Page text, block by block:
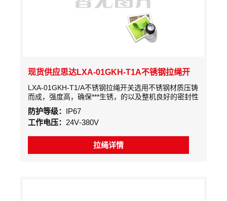
现货供应思达LXA-01GKH-T1A不锈钢拉绳开
关，12-380VAC
LXA-01GKH-T1/A不锈钢拉绳开关选用不锈钢材质压铸
而成，强度高，确保***生锈，的以及整机良好的密封性
能，可在浸水状态下正常工作。其内部接点选用公司生
产的微动开关，触点容量大，可直接控制大容量的交流
接触器，具备一常开和一常闭输出
防护等级： IP67
工作电压： 24V-380V
拉绳详情